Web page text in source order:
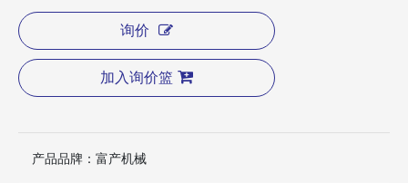
询价
加入询价篮
产品品牌： 富产机械